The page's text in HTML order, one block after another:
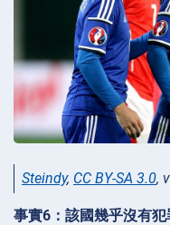
Steindy, CC BY-SA 3.0,
事實6：該國幾乎沒有犯